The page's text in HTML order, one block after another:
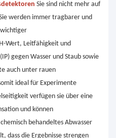
Sie sind nicht mehr auf
werden immer tragbarer und
Wert, Leitfähigkeit und
gegen Wasser und Staub sowie
auch unter rauen
ideal für Experimente
verfügen sie über eine
und können
behandeltes Abwasser
dass die Ergebnisse strengen